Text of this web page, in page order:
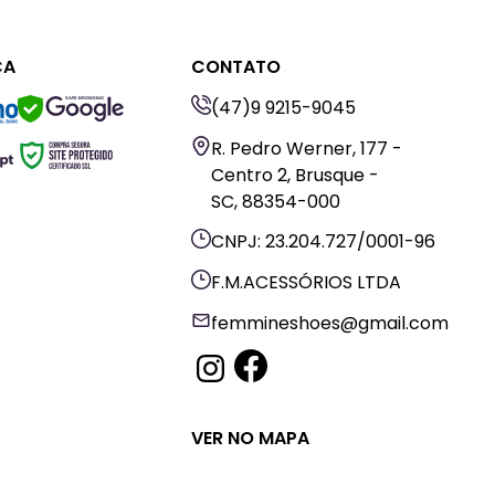
SAFE BROWSING
CONTATO
(47)9 9215-9045
R. Pedro Werner, 177 -
Centro 2, Brusque -
SC, 88354-000
CNPJ: 23.204.727/0001-96
F.M.ACESSÓRIOS LTDA
femmineshoes@gmail.com
VER NO MAPA